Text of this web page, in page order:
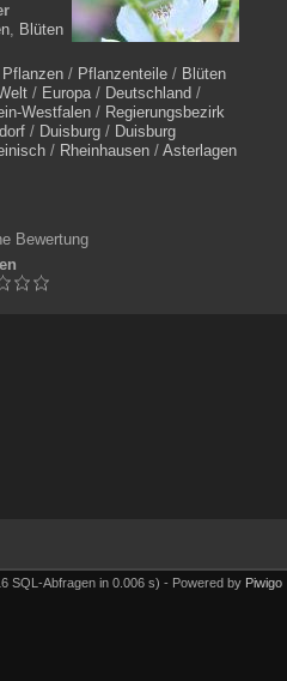
, Blüten
Pflanzen/ Pflanzenteile/ Blüten
/ Europa/ Deutschland /
Westfalen/ Regierungsbezirk
/ Duisburg/ Duisburg
/ Rheinhausen/ Asterlagen
Bewertung
SQL-Abfragen in 0.006 s) - Powered by Piwigo